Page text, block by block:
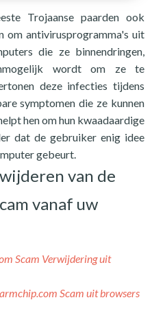
Trojaanse paarden ook
om antivirusprogramma's uit
die ze binnendringen,
wordt om ze te
deze infecties tijdens
symptomen die ze kunnen
hen om hun kwaadaardige
dat de gebruiker enig idee
gebeurt.
van de
vanaf uw
Scam Verwijdering uit
Scam uit browsers